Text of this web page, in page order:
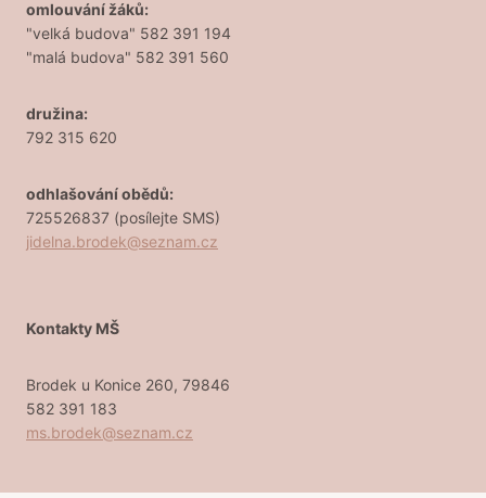
omlouvání žáků:
"velká budova" 582 391 194
"malá budova" 582 391 560
družina:
792 315 620
odhlašování obědů:
725526837 (posílejte SMS)
jidelna.brodek@seznam.cz
Kontakty MŠ
Brodek u Konice 260, 79846
582 391 183
ms.brodek@seznam.cz